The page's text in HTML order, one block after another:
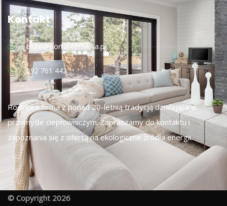
Kontakt
biuro@portal-technika.pl
692 761 442
Rodzinna firma z ponad 20-letnią tradycją działająca w
przemyśle ciepłowniczym. Zapraszamy do kontaktu i
zapoznania się z ofertą na ekologiczne źródła energii.
© Copyright 2026